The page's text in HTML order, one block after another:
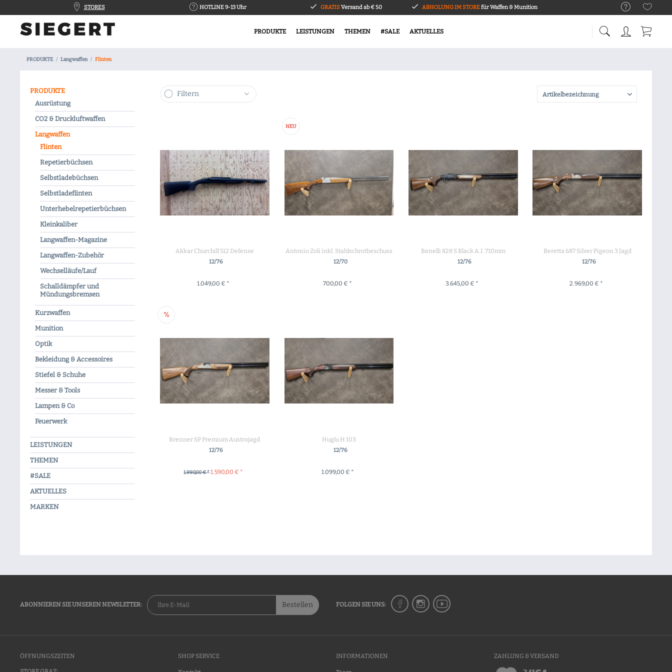
STORES HOTLINE 9-13 Uhr GRATISVersand ab € 50 ABHOLUNG IM STOREfür Waffen & Munition
PRODUKTE LEISTUNGEN THEMEN #SALE AKTUELLES
PRODUKTE Langwaffen Flinten
PRODUKTE
Ausrüstung
CO2 & Druckluftwaffen
Langwaffen
Flinten
Repetierbüchsen
Selbstladebüchsen
Selbstladeflinten
Unterhebelrepetierbüchsen
Kleinkaliber
Langwaffen-Magazine
Langwaffen-Zubehör
Wechselläufe/Lauf
Schalldämpfer und
Mündungsbremsen
Kurzwaffen
Munition
Optik
Bekleidung & Accessoires
Stiefel & Schuhe
Messer & Tools
Lampen & Co
Feuerwerk
LEISTUNGEN
THEMEN
#SALE
AKTUELLES
MARKEN
Filtern
Akkar Churchill 512 Defense
12/76
1.049,00 € *
NEU
Antonio Zoli inkl. Stahlschrotbeschuss
12/70
700,00 € *
Benelli 828 S Black A.I. 710mm
12/76
3.645,00 € *
Beretta 687 Silver Pigeon 3 Jagd
12/76
2.969,00 € *
Brenner SP Premium Austrojagd
12/76
1.990,00 € *1.590,00 € *
Huglu H 103
12/76
1.099,00 € *
ABONNIEREN SIE UNSEREN NEWSLETTER: Bestellen FOLGEN SIE UNS:
ÖFFNUNGSZEITEN SHOP SERVICE INFORMATIONEN ZAHLUNG & VERSAND